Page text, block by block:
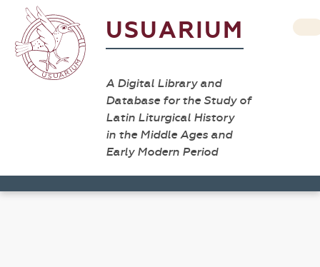
USUARIUM
A Digital Library and
Database for the Study of
Latin Liturgical History
in the Middle Ages and
Early Modern Period